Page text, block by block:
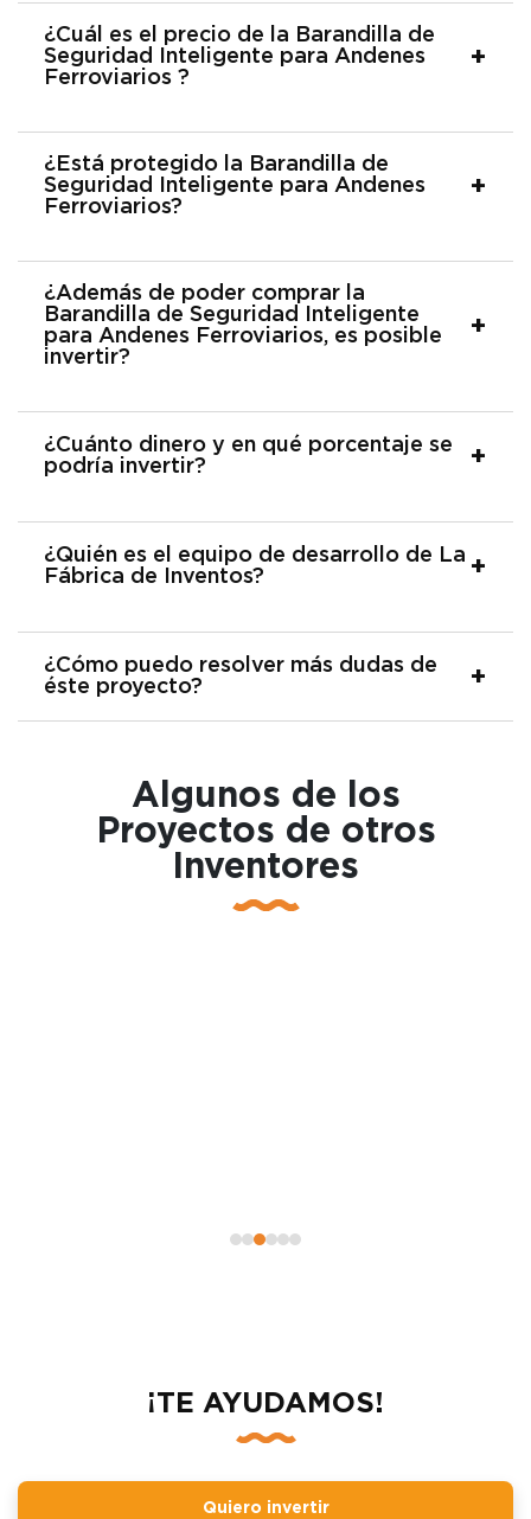
¿Cuál es el precio de la Barandilla de
Seguridad Inteligente para Andenes
Ferroviarios ?
¿Está protegido la Barandilla de
Seguridad Inteligente para Andenes
Ferroviarios?
¿Además de poder comprar la
Barandilla de Seguridad Inteligente
para Andenes Ferroviarios, es posible
invertir?
¿Cuánto dinero y en qué porcentaje se
podría invertir?
¿Quién es el equipo de desarrollo de La
Fábrica de Inventos?
¿Cómo puedo resolver más dudas de
éste proyecto?
Algunos de los
Proyectos de otros
Inventores
¡TE AYUDAMOS!
Quiero invertir